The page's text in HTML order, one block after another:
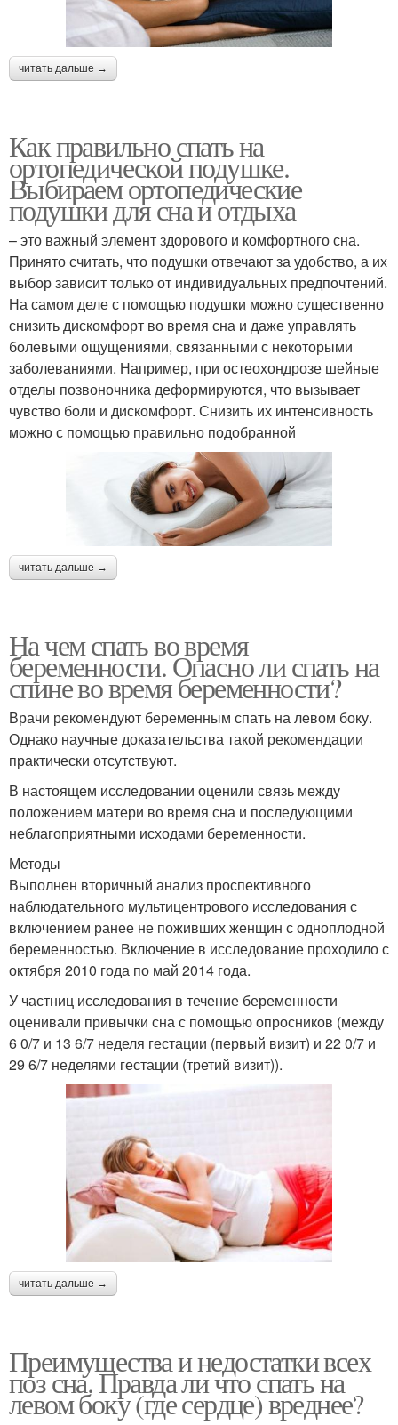
читать дальше →
Как правильно спать на
ортопедической подушке.
Выбираем ортопедические
подушки для сна и отдыха
– это важный элемент здорового и комфортного сна.
Принято считать, что подушки отвечают за удобство, а их
выбор зависит только от индивидуальных предпочтений.
На самом деле с помощью подушки можно существенно
снизить дискомфорт во время сна и даже управлять
болевыми ощущениями, связанными с некоторыми
заболеваниями. Например, при остеохондрозе шейные
отделы позвоночника деформируются, что вызывает
чувство боли и дискомфорт. Снизить их интенсивность
можно с помощью правильно подобранной
читать дальше →
На чем спать во время
беременности. Опасно ли спать на
спине во время беременности?
Врачи рекомендуют беременным спать на левом боку.
Однако научные доказательства такой рекомендации
практически отсутствуют.
В настоящем исследовании оценили связь между
положением матери во время сна и последующими
неблагоприятными исходами беременности.
Методы
Выполнен вторичный анализ проспективного
наблюдательного мультицентрового исследования с
включением ранее не поживших женщин с одноплодной
беременностью. Включение в исследование проходило с
октября 2010 года по май 2014 года.
У частниц исследования в течение беременности
оценивали привычки сна с помощью опросников (между
6 0/7 и 13 6/7 неделя гестации (первый визит) и 22 0/7 и
29 6/7 неделями гестации (третий визит)).
читать дальше →
Преимущества и недостатки всех
поз сна. Правда ли что спать на
левом боку (где сердце) вреднее?